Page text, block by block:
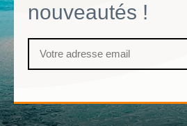
nouveautés !